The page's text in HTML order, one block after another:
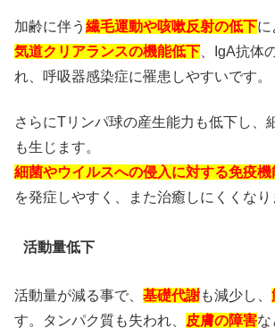
加齢に伴う 繊毛運動や咳嗽反射の低下に
気道クリアランスの機能低下 、IgA抗体
れ、 呼吸器感染症に罹患しやすいです。
さらにTリンパ球の産生能力も低下し、
も生じます。
細菌やウイルスへの侵入に対する免疫機
を発症しやすく、また治癒しにくくなり
活動量低下
活動量が減る事で、 基礎代謝も減少し、
す。
タンパク質も失われ、 皮膚の障害な